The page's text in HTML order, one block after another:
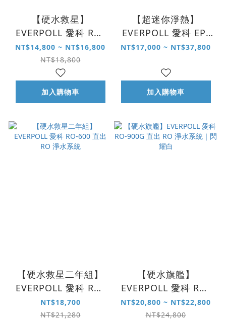
【硬水救星】
EVERPOLL 愛科 RO-
600 直出 RO 淨水系
統
NT$14,800 ~ NT$16,800
NT$18,800
加入購物車
【超迷你淨熱】
EVERPOLL 愛科 EP-
166 mini 雙溫無壓飲
NT$17,000 ~ NT$37,800
加入購物車
【硬水救星二年組】
EVERPOLL 愛科 RO-
600 直出 RO 淨水系
統
NT$18,700
NT$21,280
【硬水旗艦】
EVERPOLL 愛科 RO-
900G 直出 RO 淨水系
統｜閃耀白
NT$20,800 ~ NT$22,800
NT$24,800